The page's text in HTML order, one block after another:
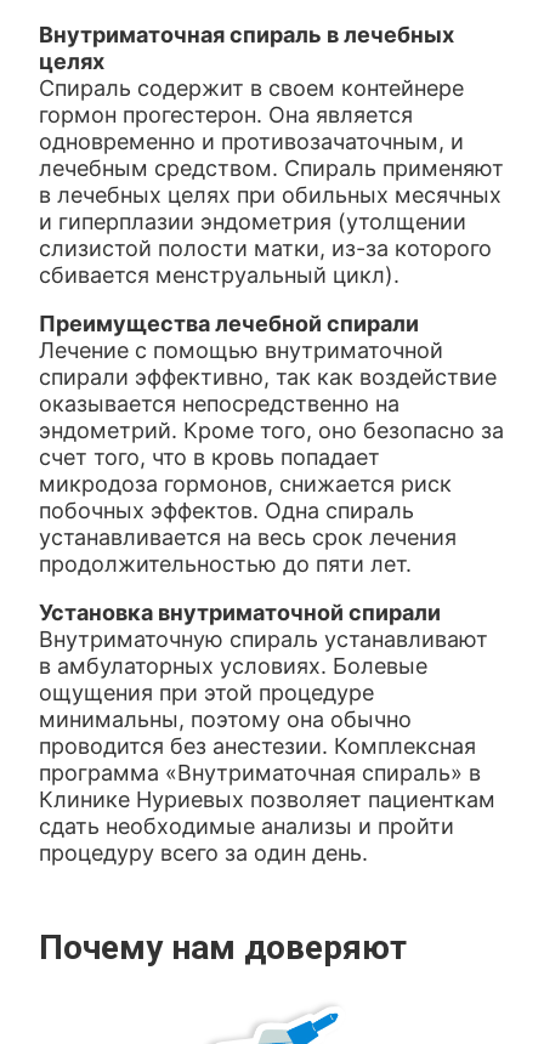
Внутриматочная спираль в лечебных
целях
Спираль содержит в своем контейнере
гормон прогестерон. Она является
одновременно и противозачаточным, и
лечебным средством. Спираль применяют
в лечебных целях при обильных месячных
и гиперплазии эндометрия (утолщении
слизистой полости матки, из-за которого
сбивается менструальный цикл).
Преимущества лечебной спирали
Лечение с помощью внутриматочной
спирали эффективно, так как воздействие
оказывается непосредственно на
эндометрий. Кроме того, оно безопасно за
счет того, что в кровь попадает
микродоза гормонов, снижается риск
побочных эффектов. Одна спираль
устанавливается на весь срок лечения
продолжительностью до пяти лет.
Установка внутриматочной спирали
Внутриматочную спираль устанавливают
в амбулаторных условиях. Болевые
ощущения при этой процедуре
минимальны, поэтому она обычно
проводится без анестезии. Комплексная
программа «Внутриматочная спираль» в
Клинике Нуриевых позволяет пациенткам
сдать необходимые анализы и пройти
процедуру всего за один день.
Почему нам доверяют